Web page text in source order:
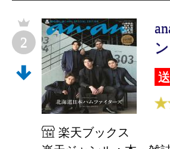
2
楽天ブックス